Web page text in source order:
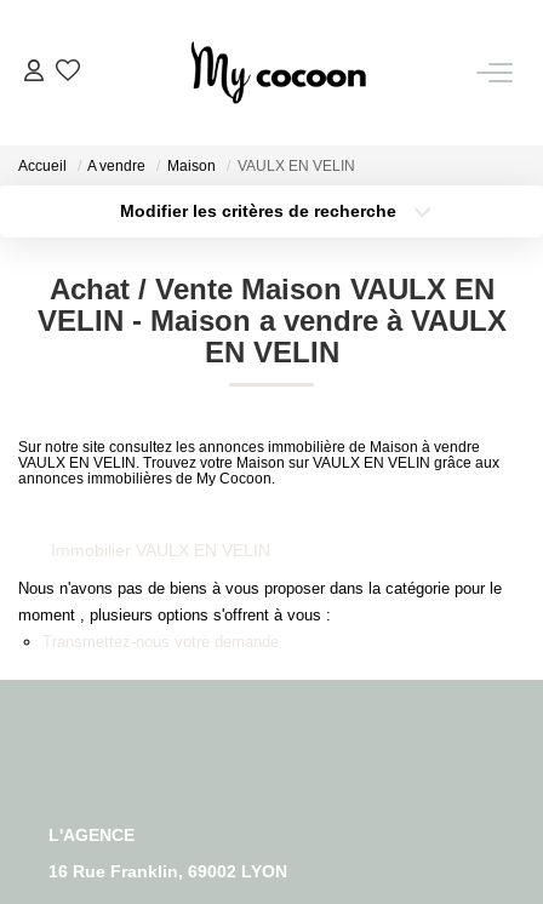
NOS PRESTATIONS
NOTRE AGENCE
Qui Sommes-Nous
Nos Actualités
Avis Clients
Accueil A vendre Maison VAULX EN VELIN
Modifier les critères de recherche
Surface min Budget max
Plus de critères
Achat / Vente Maison VAULX EN
VELIN - Maison a vendre à VAULX
EN VELIN
Sur notre site consultez les annonces immobilière de Maison à vendre
VAULX EN VELIN. Trouvez votre Maison sur VAULX EN VELIN grâce aux
annonces immobilières de My Cocoon.
Immobilier VAULX EN VELIN
Nous n'avons pas de biens à vous proposer dans la catégorie pour le
moment , plusieurs options s'offrent à vous :
Transmettez-nous votre demande
L'AGENCE
16 Rue Franklin, 69002 LYON